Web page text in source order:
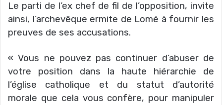
Le parti de l’ex chef de fil de l’opposition, invite
ainsi, l’archevêque ermite de Lomé à fournir les
preuves de ses accusations.
« Vous ne pouvez pas continuer d’abuser de
votre position dans la haute hiérarchie de
l’église catholique et du statut d’autorité
morale que cela vous confère, pour manipuler